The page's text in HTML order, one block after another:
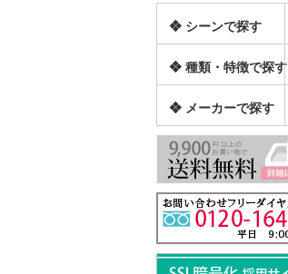
❖ シーンで探す
❖ 種類・特徴で探す
❖ メーカーで探す